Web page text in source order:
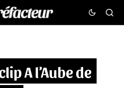
A l’Aube de